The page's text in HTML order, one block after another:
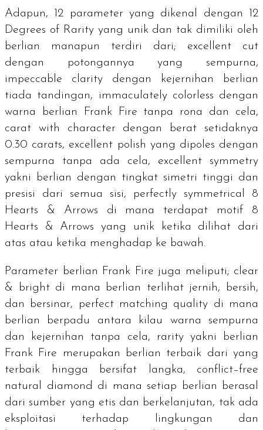
Adapun, 12 parameter yang dikenal dengan 12
Degrees of Rarityyang unik dan tak dimiliki oleh
berlian manapun terdiri dari; excellent cut
dengan potongannya yang sempurna,
impeccable clarity dengan kejernihan berlian
tiada tandingan, immaculately colorless dengan
warna berlian Frank Fire tanpa rona dan cela,
carat with character dengan berat setidaknya
0.30 carats, excellent polish yang dipoles dengan
sempurna tanpa ada cela, excellent symmetry
yakni berlian dengan tingkat simetri tinggi dan
presisi dari semua sisi, perfectly symmetrical 8
Hearts & Arrows di mana terdapat motif 8
Hearts & Arrowsyang unik ketika dilihat dari
atas atau ketika menghadap ke bawah.
Parameter berlian Frank Fire juga meliputi; clear
& bright di mana berlian terlihat jernih, bersih,
dan bersinar,
perfect matching quality di mana
berlian berpadu antara kilau warna sempurna
dan kejernihan tanpa cela,
rarity yakni berlian
Frank Fire merupakan berlian terbaik dari yang
terbaik hingga bersifat langka, conflict–free
natural diamond di mana setiap berlian berasal
dari sumber yang etis dan berkelanjutan, tak ada
eksploitasi terhadap lingkungan dan